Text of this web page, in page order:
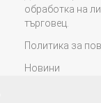
обработка на
търговец.
Политика за
Новини